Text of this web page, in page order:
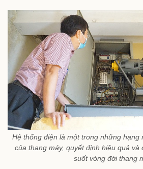
Hệ thống điện là một trong những hạng
của thang máy, quyết định hiệu quả và
suốt vòng đời thang